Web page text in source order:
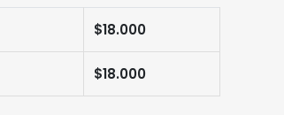
$18.000
$18.000